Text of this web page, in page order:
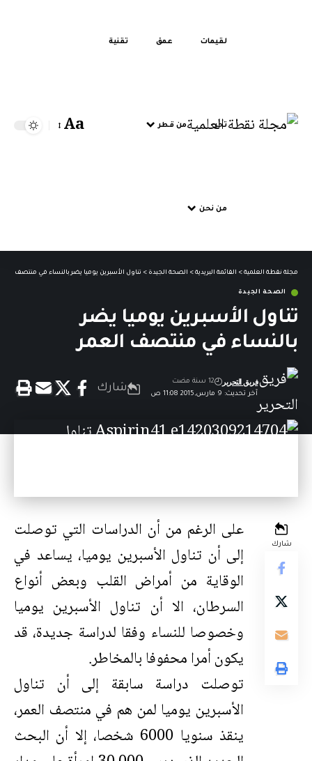
لقيمات عمق تقنية
تحر من قطر
من نحن
Aa
مجلة نقطة العلمية > القائمة البريدية > الصحة الجيدة > تناول الأسبرين يوميا يضر بالنساء في منتصف
الصحة الجيدة
تناول الأسبرين يوميا يضر
بالنساء في منتصف العمر
آخر تحديث: 9 مارس,2015 11:08 ص
فريق التحرير 12 سنة مضت
شارك
شارك
على الرغم من أن الدراسات التي توصلت
إلى أن تناول الأسبرين يوميا، يساعد في
الوقاية من أمراض القلب وبعض أنواع
السرطان، الا أن تناول الأسبرين يوميا
وخصوصا للنساء وفقا لدراسة جديدة، قد
يكون أمرا محفوفا بالمخاطر.
توصلت دراسة سابقة إلى أن تناول
الأسبرين يوميا لمن هم في منتصف العمر،
ينقذ سنويا 6000 شخصا، إلا أن البحث